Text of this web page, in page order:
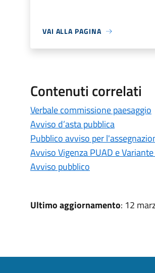
VAI ALLA PAGINA
Contenuti correlati
Verbale commissione paesaggio
Avviso d’asta pubblica
Pubblico avviso per
Avviso Vigenza PUAD e
Avviso pubblico
Ultimo aggiornamento: 12